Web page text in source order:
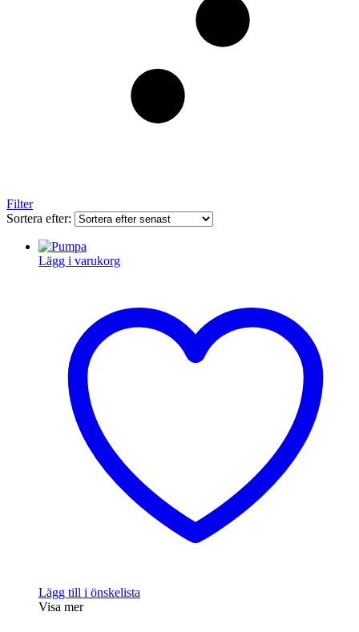
Filter
Sortera efter:
Lägg i varukorg
Lägg till i önskelista
Visa mer